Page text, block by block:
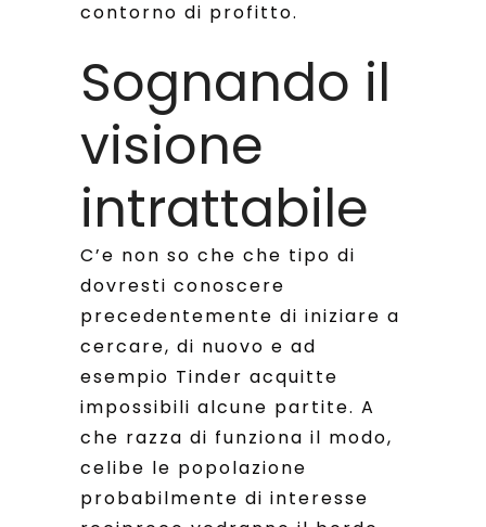
contorno di profitto.
Sognando il
visione
intrattabile
C’e non so che che tipo di
dovresti conoscere
precedentemente di iniziare a
cercare, di nuovo e ad
esempio Tinder acquitte
impossibili alcune partite. A
che razza di funziona il modo,
celibe le popolazione
probabilmente di interesse